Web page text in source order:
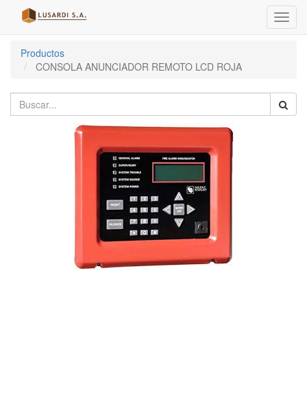
Menú
de
Productos
CONSOLA ANUNCIADOR REMOTO LCD ROJA